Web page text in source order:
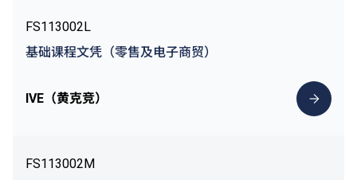
FS113002L
基础课程文凭（零售及电子商贸）
IVE（黄克竞）
FS113002M